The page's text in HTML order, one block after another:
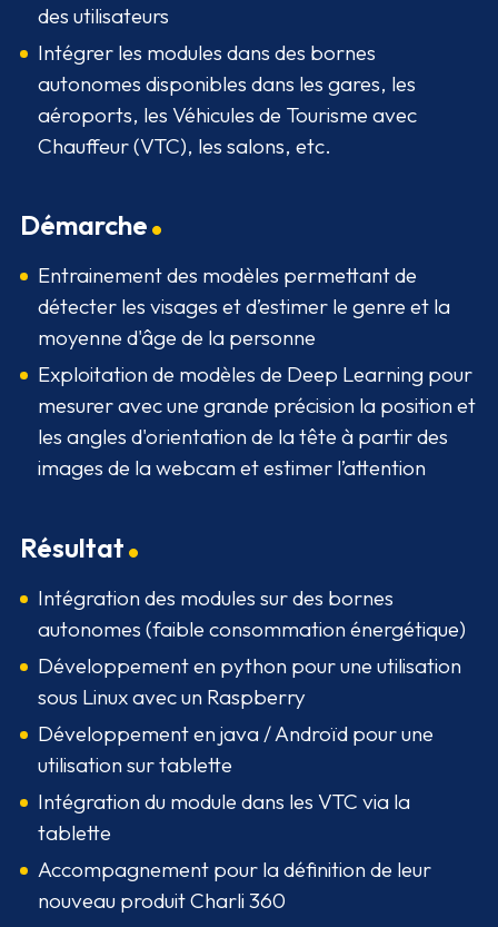
des utilisateurs
Intégrer les modules dans des bornes
autonomes disponibles dans les gares, les
aéroports, les Véhicules de Tourisme avec
Chauffeur (VTC), les salons, etc.
Démarche
Entrainement des modèles permettant de
détecter les visages et d’estimer le genre et la
moyenne d'âge de la personne
Exploitation de modèles de Deep Learning pour
mesurer avec une grande précision la position et
les angles d'orientation de la tête à partir des
images de la webcam et estimer l’attention
Résultat
Intégration des modules sur des bornes
autonomes (faible consommation énergétique)
Développement en python pour une utilisation
sous Linux avec un Raspberry
Développement en java / Androïd pour une
utilisation sur tablette
Intégration du module dans les VTC via la
tablette
Accompagnement pour la définition de leur
nouveau produit Charli 360